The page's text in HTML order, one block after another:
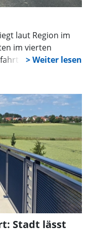
laut Region im
im vierten
vom 1. bis 3. Juli
ist nun
Stadt lässt